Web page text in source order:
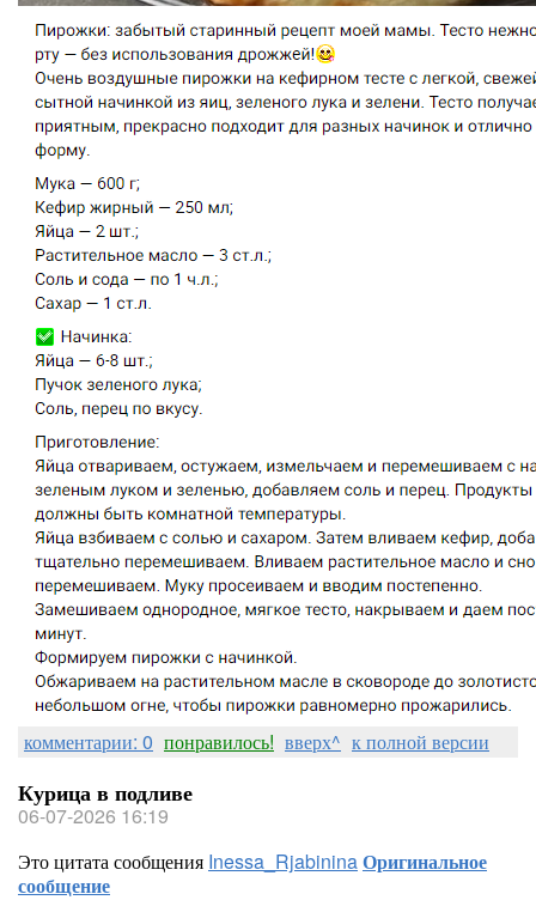
комментарии: 0 понравилось! вверх^ к полной версии
Курица в подливе
06-07-2026 16:19
Это цитата сообщения Inessa_RjabininaОригинальное
сообщение